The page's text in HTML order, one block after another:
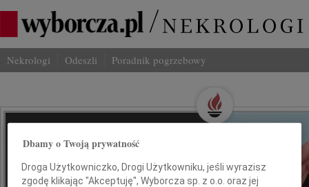
Nekrologi Odeszli Poradnik pogrzebowy
Wspominaj Bliskich
Na Odeszli.pl
Dbamy o Twoją prywatność
Droga Użytkowniczko, Drogi Użytkowniku, jeśli wyrazisz
zgodę klikając "Akceptuję", Wyborcza sp. z o.o. oraz jej